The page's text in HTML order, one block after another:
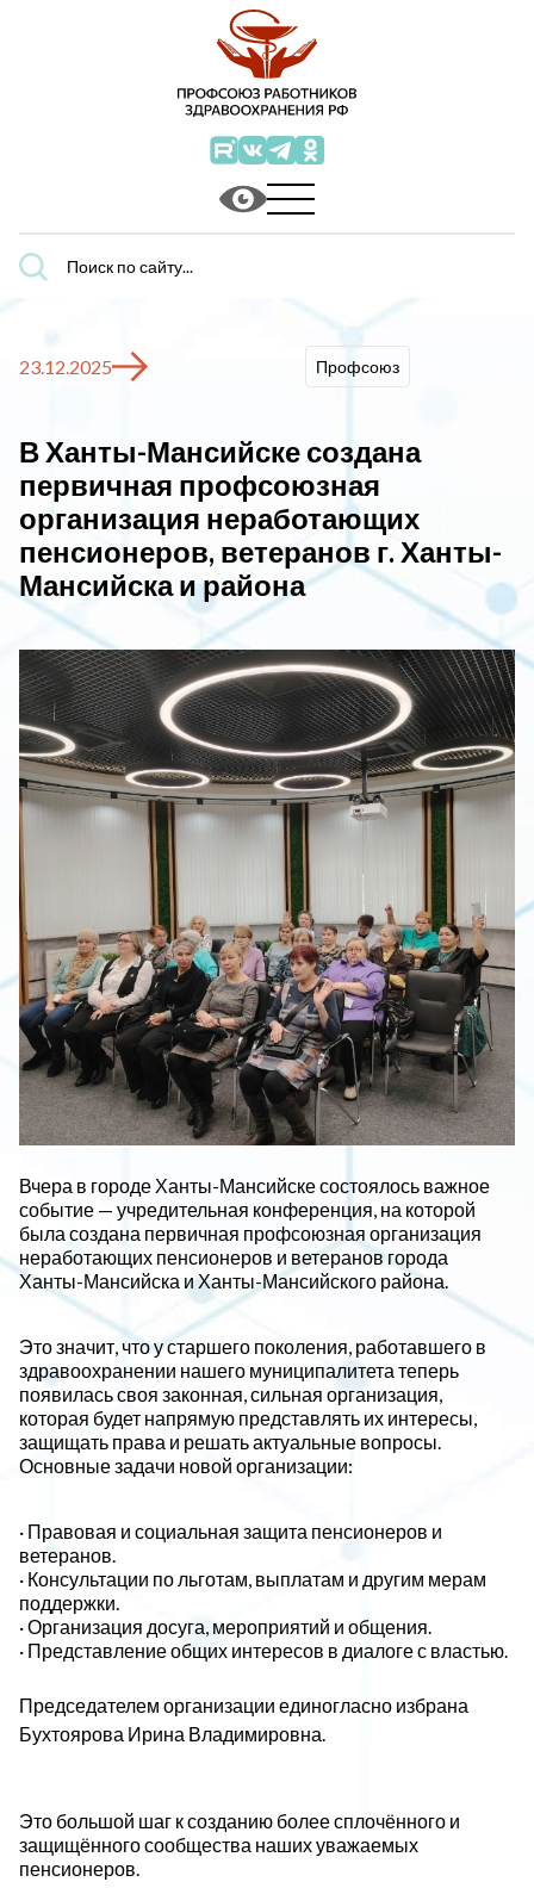
Поиск
по
23.12.2025 Профсоюз
В Ханты-Мансийске создана
первичная профсоюзная
организация неработающих
пенсионеров, ветеранов г. Ханты-
Мансийска и района
Вчера в городе Ханты-Мансийске состоялось важное
событие — учредительная конференция, на которой
была создана первичная профсоюзная организация
неработающих пенсионеров и ветеранов города
Ханты-Мансийска и Ханты-Мансийского района.
Это значит, что у старшего поколения, работавшего в
здравоохранении нашего муниципалитета теперь
появилась своя законная, сильная организация,
которая будет напрямую представлять их интересы,
защищать права и решать актуальные вопросы.
Основные задачи новой организации:
· Правовая и социальная защита пенсионеров и
ветеранов.
· Консультации по льготам, выплатам и другим мерам
поддержки.
· Организация досуга, мероприятий и общения.
· Представление общих интересов в диалоге с властью.
Председателем организации единогласно избрана
Бухтоярова Ирина Владимировна.
Это большой шаг к созданию более сплочённого и
защищённого сообщества наших уважаемых
пенсионеров.